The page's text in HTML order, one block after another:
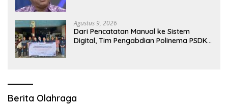
Agustus 9, 2026
Dari Pencatatan Manual ke Sistem
Digital, Tim Pengabdian Polinema PSDKU
Berita Olahraga